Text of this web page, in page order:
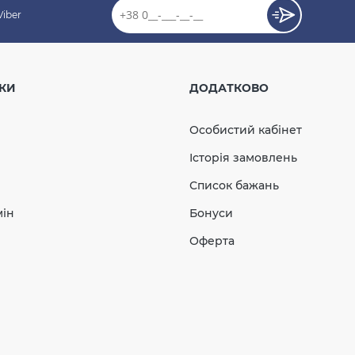
90) сіра
67.62
ДОДАТКОВО
Особистий кабінет
Історія замовлень
Список бажань
Бонуси
Оферта